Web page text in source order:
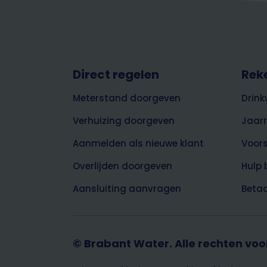
Footer
Direct regelen
Meterstand doorgeven
Verhuizing doorgeven
Aanmelden als nieuwe klant
Overlijden doorgeven
Aansluiting aanvragen
Hulp
© Brabant Water. Alle rechten